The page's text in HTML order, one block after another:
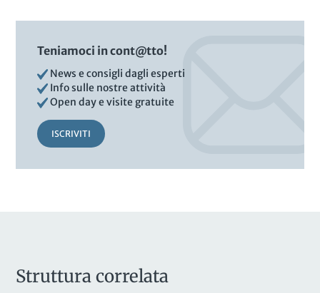
Teniamoci in cont@tto!
News e consigli dagli esperti
Info sulle nostre attività
Open day e visite gratuite
ISCRIVITI
Struttura correlata